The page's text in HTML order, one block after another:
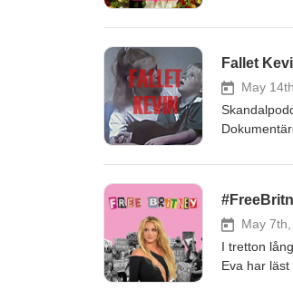
Fallet
May
https://
May
I tretton
Eva har